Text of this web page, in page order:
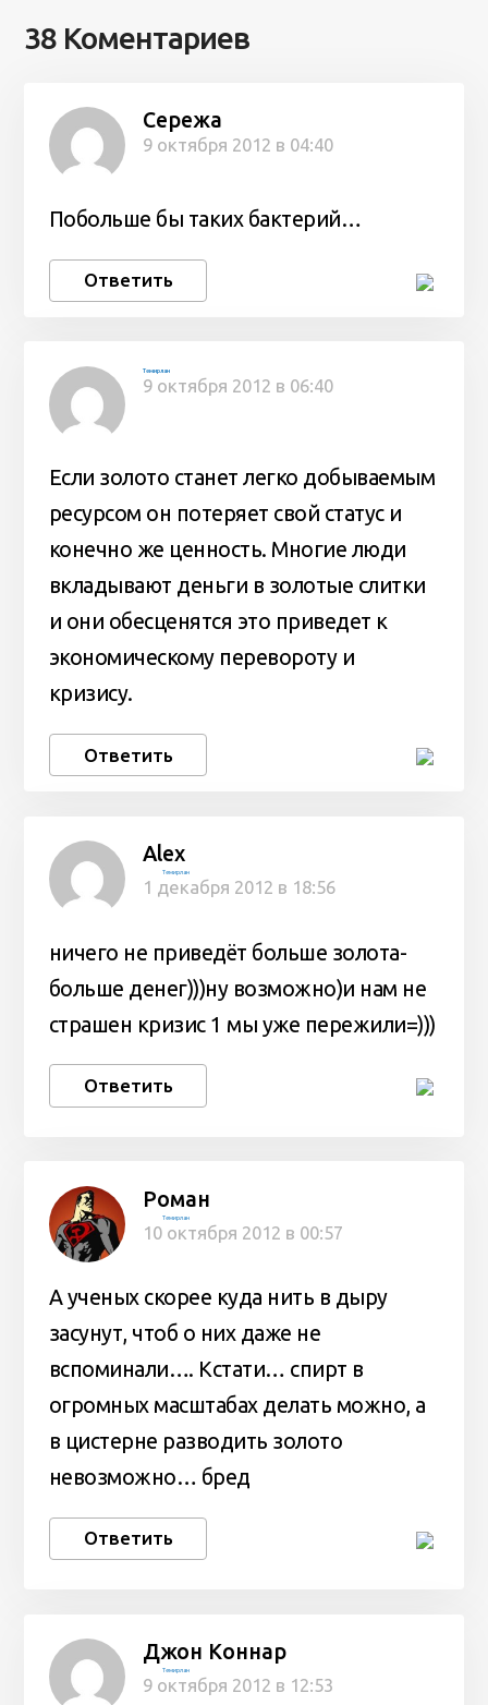
38 Коментариев
Сережа
9 октября 2012 в 04:40
Побольше бы таких бактерий…
Ответить
Темирлан
9 октября 2012 в 06:40
Если золото станет легко добываемым
ресурсом он потеряет свой статус и
конечно же ценность. Многие люди
вкладывают деньги в золотые слитки
и они обесценятся это приведет к
экономическому перевороту и
кризису.
Ответить
Alex
Темирлан
1 декабря 2012 в 18:56
ничего не приведёт больше золота-
больше денег)))ну возможно)и нам не
страшен кризис 1 мы уже пережили=)))
Ответить
Роман
Темирлан
10 октября 2012 в 00:57
А ученых скорее куда нить в дыру
засунут, чтоб о них даже не
вспоминали…. Кстати… спирт в
огромных масштабах делать можно, а
в цистерне разводить золото
невозможно… бред
Ответить
Джон Коннар
Темирлан
9 октября 2012 в 12:53